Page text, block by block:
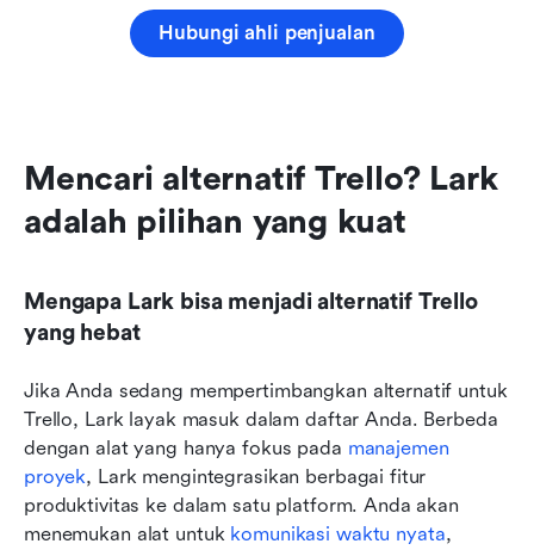
Hubungi ahli penjualan
Mencari alternatif Trello? Lark
adalah pilihan yang kuat
Mengapa Lark bisa menjadi alternatif Trello
yang hebat
Jika Anda sedang mempertimbangkan alternatif untuk
Trello, Lark layak masuk dalam daftar Anda. Berbeda
dengan alat yang hanya fokus pada manajemen
proyek, Lark mengintegrasikan berbagai fitur
produktivitas ke dalam satu platform. Anda akan
menemukan alat untuk komunikasi waktu nyata